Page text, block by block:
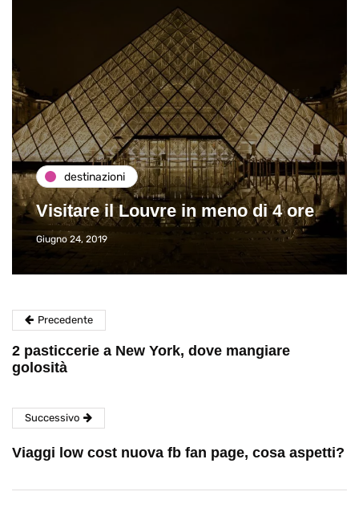
destinazioni
Visitare il Louvre in meno di 4 ore
Giugno 24, 2019
Precedente
2 pasticcerie a New York, dove mangiare
golosità
Successivo
Viaggi low cost nuova fb fan page, cosa aspetti?